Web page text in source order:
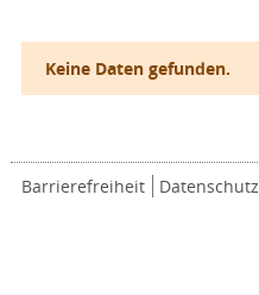
Keine Daten gefunden.
Barrierefreiheit Datenschutz